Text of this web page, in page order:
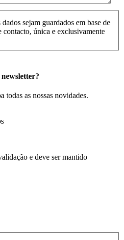
dados sejam guardados em base de
contacto, única e exclusivamente
todas as nossas novidades.
e deve ser mantido